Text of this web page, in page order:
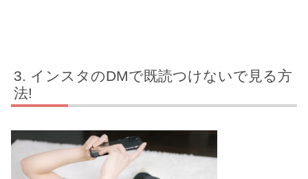
インスタのDMで既読つけないで見る方
法!